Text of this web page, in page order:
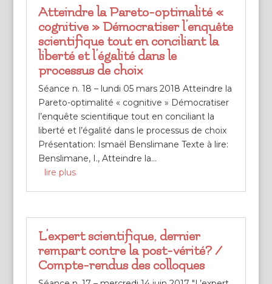
Atteindre la Pareto-optimalité «
cognitive » Démocratiser l’enquête
scientifique tout en conciliant la
liberté et l’égalité dans le
processus de choix
Séance n. 18 – lundi 05 mars 2018 Atteindre la
Pareto-optimalité « cognitive » Démocratiser
l’enquête scientiﬁque tout en conciliant la
liberté et l’égalité dans le processus de choix
Présentation: Ismaël Benslimane Texte à lire:
Benslimane, I., Atteindre la...
lire plus
L’expert scientifique, dernier
rempart contre la post-vérité? /
Compte-rendus des colloques